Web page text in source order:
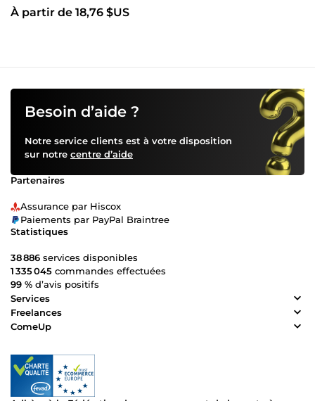
À partir de 18,76 $US
Besoin d’aide ?
Notre service clients est à votre disposition
sur notre centre d’aide
Partenaires
Assurance par Hiscox
Paiements par PayPal Braintree
Statistiques
38 886 services disponibles
1 335 045 commandes effectuées
99 % d’avis positifs
Services
Freelances
ComeUp